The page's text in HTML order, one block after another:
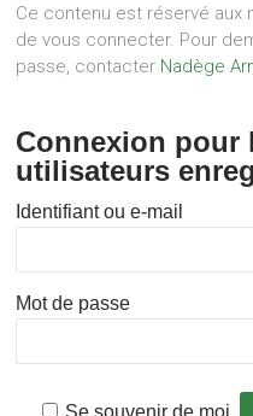
Ce contenu est réservé aux
de vous connecter. Pour
passe, contacter Nadège
Connexion pour
utilisateurs
Identifiant ou e-mail
Mot de passe
Se souvenir de moi